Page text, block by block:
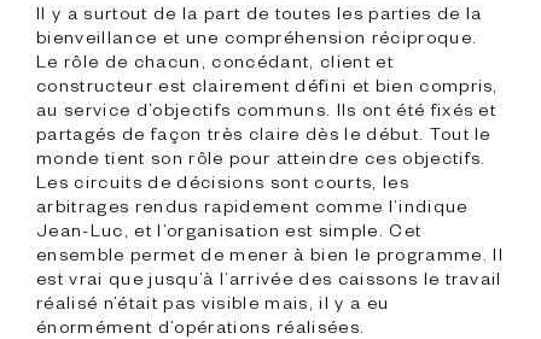
Il y a surtout de la part de toutes les parties de la
bienveillance et une compréhension réciproque.
Le rôle de chacun, concédant, client et
constructeur est clairement défini et bien compris,
au service d’objectifs communs. Ils ont été fixés et
partagés de façon très claire dès le début. Tout le
monde tient son rôle pour atteindre ces objectifs.
Les circuits de décisions sont courts, les
arbitrages rendus rapidement comme l’indique
Jean-Luc, et l’organisation est simple. Cet
ensemble permet de mener à bien le programme. Il
est vrai que jusqu’à l’arrivée des caissons le travail
réalisé n’était pas visible mais, il y a eu
énormément d’opérations réalisées.